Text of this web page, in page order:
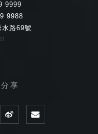
9999
9988
水路69號
分享